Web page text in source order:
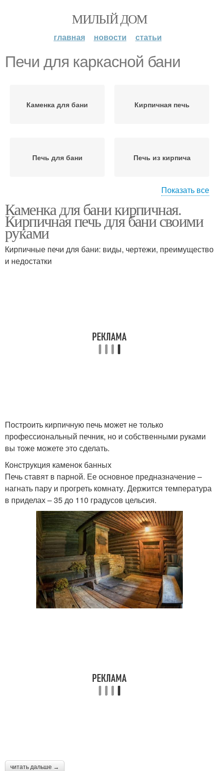
МИЛЫЙ ДОМ
главная новости статьи
Печи для каркасной бани
Каменка для бани Кирпичная печь
Печь для бани Печь из кирпича
Каменная печь Банные печи
Печки для русской бани
Показать все
Каменка для бани кирпичная.
Кирпичная печь для бани своими
руками
Кирпичные печи для бани: виды, чертежи, преимущество
и недостатки
Построить кирпичную печь может не только
профессиональный печник, но и собственными руками
вы тоже можете это сделать.
Конструкция каменок банных
Печь ставят в парной. Ее основное предназначение –
нагнать пару и прогреть комнату. Держится температура
в приделах – 35 до 110 градусов цельсия.
читать дальше →